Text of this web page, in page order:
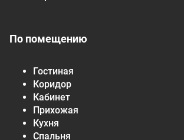
По помещению
Гостиная
Коридор
Кабинет
Прихожая
Кухня
Спальня